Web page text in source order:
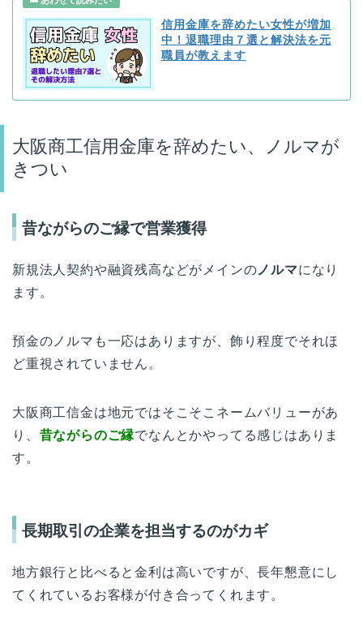
信用金庫を辞めたい女性が増加
中！退職理由７選と解決法を元
職員が教えます
大阪商工信用金庫を辞めたい、ノルマが
きつい
昔ながらのご縁で営業獲得
新規法人契約や融資残高などがメインの ノルマになり
ます。
預金のノルマも一応はありますが、飾り程度でそれほ
ど重視されていません。
大阪商工信金は地元ではそこそこネームバリューがあ
り、 昔ながらのご縁でなんとかやってる感じはありま
す。
長期取引の企業を担当するのがカギ
地方銀行と比べると金利は高いですが、長年懇意にし
てくれているお客様が付き合ってくれます。